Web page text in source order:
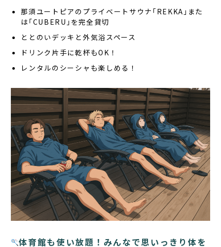
那須ユートピアのプライベートサウナ｢REKKA｣また
は｢CUBERU｣を完全貸切
ととのいデッキと外気浴スペース
ドリンク片手に乾杯もOK！
レンタルのシーシャも楽しめる！
体育館も使い放題！みんなで思いっきり体を